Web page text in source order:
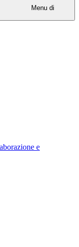
Menu di
e